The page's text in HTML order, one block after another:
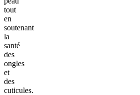
tout
en
soutenant
la
santé
des
ongles
et
des
cuticules.